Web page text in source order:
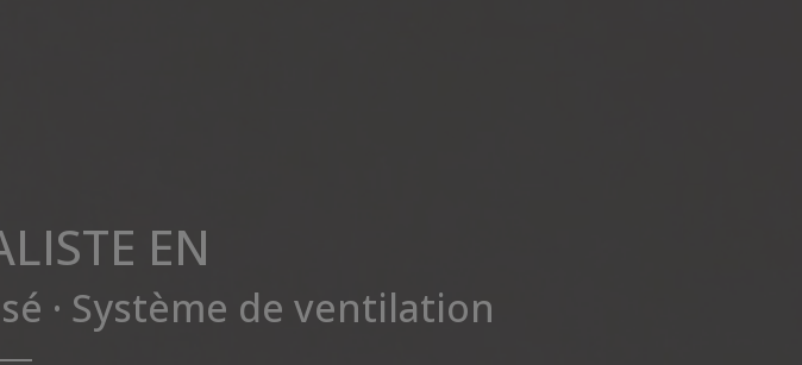
EN
· Système de ventilation